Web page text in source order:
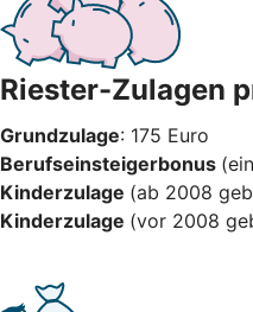
Riester-Zulagen
Grundzulage: 175 Euro
Berufseinsteigerbonus
Kinderzulage (ab 2008
Kinderzulage (vor 2008